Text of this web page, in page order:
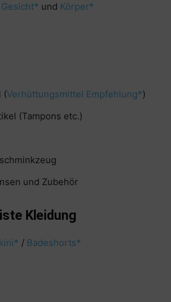
Gesicht* und Körper*
(Verhüttungsmittel Empfehlung*)
(Tampons etc.)
und Zubehör
Kleidung
/ Badeshorts*